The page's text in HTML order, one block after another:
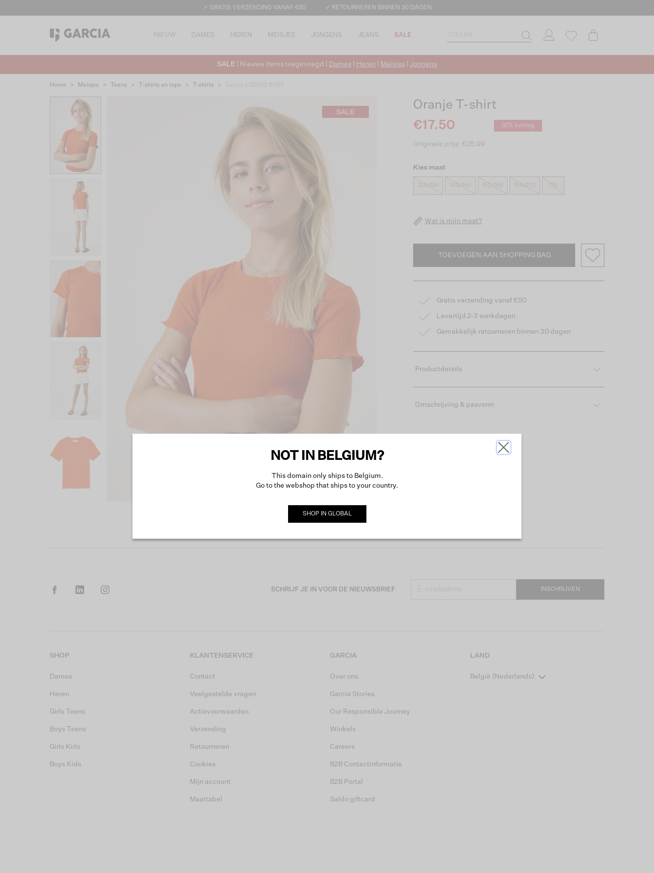
✓ GRATIS VERZENDING VANAF €50 ✓ RETOURNEREN BINNEN 30 DAGEN
NIEUW DAMES HEREN MEISJES JONGENS JEANS SALE
SALE | Nieuwe items toegevoegd | Dames Heren Meisjes Jongens
Home > Meisjes > Teens > T-shirts en tops > T-shirts >
Oranje T-shirt
€17.50
32% korting
Originele prijs: €25.99
Kies maat
128/134
Wat is mijn maat?
TOEVOEGEN AAN SHOPPING BAG
Gratis verzending vanaf €50
Levertijd 2-3 werkdagen
Gemakkelijk retourneren binnen 30 dagen
Productdetails
Omschrijving & pasvorm
SCHRIJF JE IN VOOR DE NIEUWSBRIEF INSCHRIJVEN
SHOP
Dames
Heren
Girls Teens
Boys Teens
Girls Kids
Boys Kids
KLANTENSERVICE
Contact
Veelgestelde vragen
Actievoorwaarden
Verzending
Retourneren
Cookies
Mijn account
Maattabel
GARCIA
Over ons
Garcia Stories
Our Responsible Journey
Winkels
Careers
B2B Contactinformatie
B2B Portal
Saldo giftcard
LAND
België (Nederlands)
NOT IN BELGIUM?
This domain only ships to Belgium.
Go to the webshop that ships to your country.
SHOP IN GLOBAL